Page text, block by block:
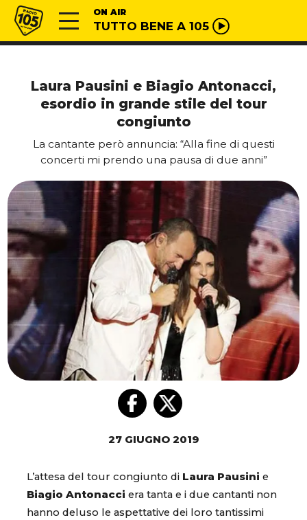
Vai al contenuto
Radio 105 ON AIR
TUTTO BENE A 105
Laura Pausini e Biagio Antonacci,
esordio in grande stile del tour
congiunto
La cantante però annuncia: “Alla fine di questi
concerti mi prendo una pausa di due anni”
27 GIUGNO 2019
L’attesa del tour congiunto di Laura Pausini e
Biagio Antonacci era tanta e i due cantanti non
hanno deluso le aspettative dei loro tantissimi